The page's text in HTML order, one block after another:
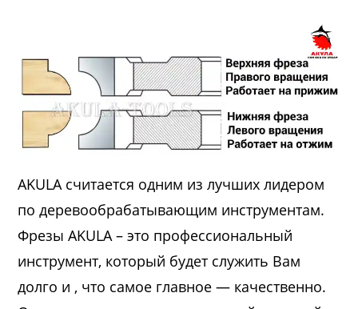
AKULA считается одним из лучших лидером
по деревообрабатывающим инструментам.
Фрезы AKULA – это профессиональный
инструмент, который будет служить Вам
долго и , что самое главное — качественно.